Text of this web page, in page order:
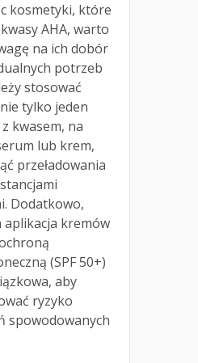
kosmetyki, które
AHA, warto
na ich dobór
potrzeb
stosować
tylko jeden
kwasem, na
lub krem,
przeładowania
Dodatkowo,
aplikacja kremów
(SPF 50+)
aby
ryzyko
spowodowanych